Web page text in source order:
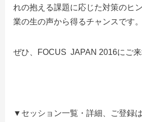
れの抱える課題に応じた対策のヒ
業の生の声から得るチャンスです。
ぜひ、FOCUS JAPAN 2016にご来
▼セッション一覧・詳細、ご登録